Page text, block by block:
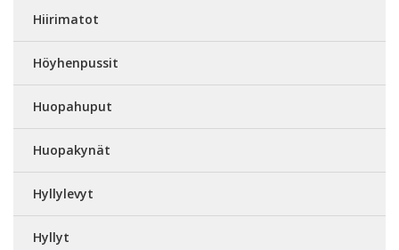
Hiirimatot
Höyhenpussit
Huopahuput
Huopakynät
Hyllylevyt
Hyllyt